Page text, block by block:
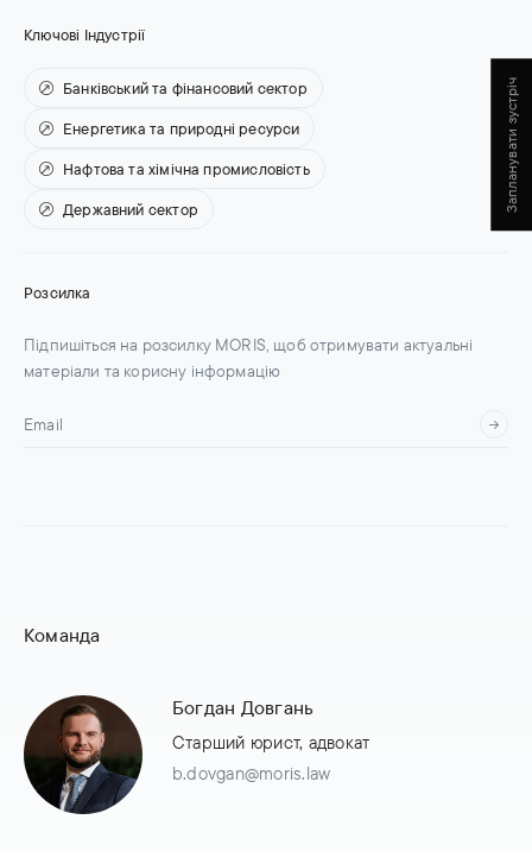
Ключові Індустрії
Банківський та фінансовий сектор
Енергетика та природні ресурси
Нафтова та хімічна промисловість
Державний сектор
Розсилка
Підпишіться на розсилку MORIS, щоб отримувати актуальні
матеріали та корисну інформацію
Команда
Богдан Довгань
Старший юрист, адвокат
b.dovgan@moris.law
Запланувати зустріч